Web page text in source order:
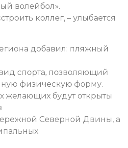
волейбол».
коллег, – улыбается
добавил: пляжный
спорта, позволяющий
физическую форму.
желающих будут открыты
Северной Двины, а